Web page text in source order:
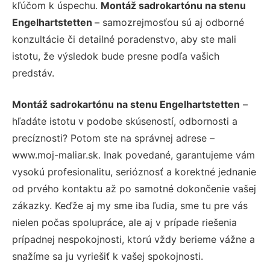
kľúčom k úspechu. Montáž sadrokartónu na stenu
Engelhartstetten – samozrejmosťou sú aj odborné
konzultácie či detailné poradenstvo, aby ste mali
istotu, že výsledok bude presne podľa vašich
predstáv.
Montáž sadrokartónu na stenu Engelhartstetten –
hľadáte istotu v podobe skúseností, odbornosti a
precíznosti? Potom ste na správnej adrese –
www.moj-maliar.sk. Inak povedané, garantujeme vám
vysokú profesionalitu, serióznosť a korektné jednanie
od prvého kontaktu až po samotné dokončenie vašej
zákazky. Keďže aj my sme iba ľudia, sme tu pre vás
nielen počas spolupráce, ale aj v prípade riešenia
prípadnej nespokojnosti, ktorú vždy berieme vážne a
snažíme sa ju vyriešiť k vašej spokojnosti.